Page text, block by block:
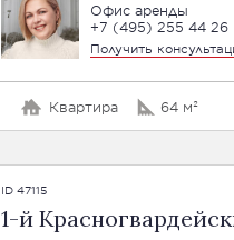
Офис аренды
+7 (495) 255 44 26
Получить
Квартира 64 м²
ID 47115
1-й